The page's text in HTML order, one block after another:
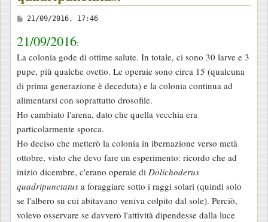
M
s
s
a
g
g
i
o
21/09/2016, 17:46
21/09/2016:
La colonia gode di ottime salute. In totale, ci sono 30 larve e 3
pupe, più qualche ovetto. Le operaie sono circa 15 (qualcuna
di prima generazione è deceduta) e la colonia continua ad
alimentarsi con soprattutto drosofile.
Ho cambiato l'arena, dato che quella vecchia era
particolarmente sporca.
Ho deciso che metterò la colonia in ibernazione verso metà
ottobre, visto che devo fare un esperimento: ricordo che ad
inizio dicembre, c'erano operaie di Dolichoderus
quadripunctatus a foraggiare sotto i raggi solari (quindi solo
se l'albero su cui abitavano veniva colpito dal sole). Perciò,
volevo osservare se davvero l'attività dipendesse dalla luce